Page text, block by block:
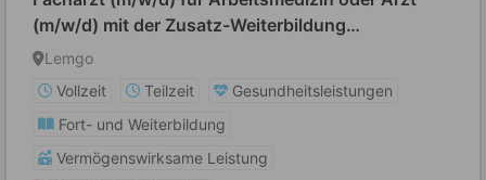
(m/w/d) mit der Zusatz-Weiterbildung
Betriebsmedizin
Lemgo
Vollzeit
Teilzeit
Gesundheitsleistungen
Fort- und Weiterbildung
Vermögenswirksame Leistung